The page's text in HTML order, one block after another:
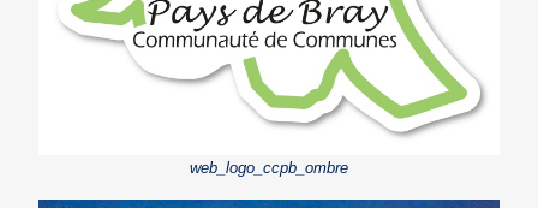
web_logo_ccpb_ombre